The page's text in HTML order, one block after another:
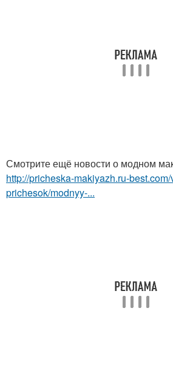
Смотрите ещё новости о модном
http://pricheska-makiyazh.ru-
prichesok/modnyy-...